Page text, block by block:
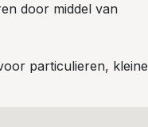
door middel van
particulieren, kleine